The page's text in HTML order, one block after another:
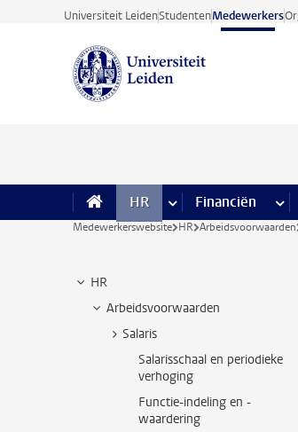
Ga direct naar de inhoud
Universiteit LeidenStudentenMedewerkers
HR meer HR pagina’s
Financiën
Medewerkerswebsite HR Arbeidsvoorwaarden
HR
Arbeidsvoorwaarden
Salaris
Salarisschaal en periodieke
verhoging
Functie-indeling en -
waardering